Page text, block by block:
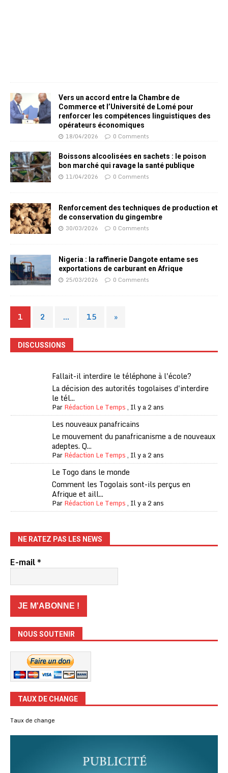
Vers un accord entre la Chambre de
Commerce et l’Université de Lomé pour
renforcer les compétences linguistiques des
opérateurs économiques
18/04/2026 0 Comments
Boissons alcoolisées en sachets : le poison
bon marché qui ravage la santé publique
11/04/2026 0 Comments
Renforcement des techniques de production et
de conservation du gingembre
30/03/2026 0 Comments
Nigeria : la raffinerie Dangote entame ses
exportations de carburant en Afrique
25/03/2026 0 Comments
1 2 … 15 »
DISCUSSIONS
Fallait-il interdire le téléphone à l'école?
La décision des autorités togolaises d'interdire
le tél...
ParRédaction Le Temps, Il y a 2 ans
Les nouveaux panafricains
Le mouvement du panafricanisme a de nouveaux
adeptes. Q...
ParRédaction Le Temps, Il y a 2 ans
Le Togo dans le monde
Comment les Togolais sont-ils perçus en
Afrique et aill...
ParRédaction Le Temps, Il y a 2 ans
NE RATEZ PAS LES NEWS
E-mail*
NOUS SOUTENIR
TAUX DE CHANGE
Taux de change